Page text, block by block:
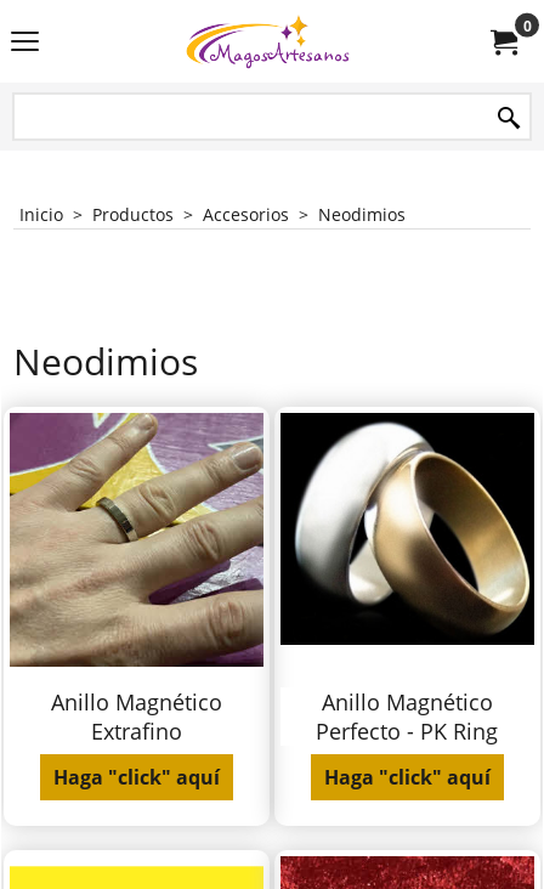
0
Inicio > Productos > Accesorios > Neodimios
Neodimios
Anillo Magnético
Extrafino
Haga "click" aquí
Anillo Magnético
Perfecto - PK Ring
Haga "click" aquí